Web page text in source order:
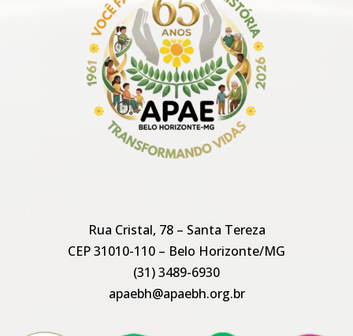
Rua Cristal, 78 – Santa Tereza
CEP 31010-110 – Belo Horizonte/MG
(31) 3489-6930
apaebh@apaebh.org.br